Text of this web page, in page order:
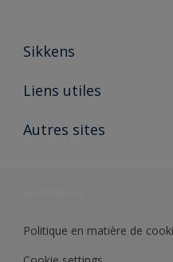
Sikkens
A propos de Sikkens
Liens utiles
Ouvrir un magasin PASS
Autres sites
Politique en matière de